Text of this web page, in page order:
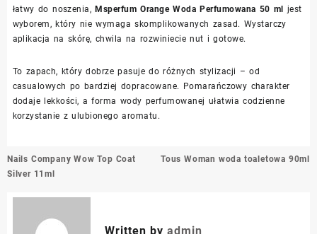
łatwy do noszenia,Msperfum Orange Woda Perfumowana 50 ml jest
wyborem, który nie wymaga skomplikowanych zasad. Wystarczy
aplikacja na skórę, chwila na rozwiniecie nut i gotowe.
To zapach, który dobrze pasuje do różnych stylizacji – od
casualowych po bardziej dopracowane. Pomarańczowy charakter
dodaje lekkości, a forma wody perfumowanej ułatwia codzienne
korzystanie z ulubionego aromatu.
Nawigacja
wpisu
Nails Company Wow Top Coat
Silver 11ml
Tous Woman woda toaletowa 90ml
Written by admin